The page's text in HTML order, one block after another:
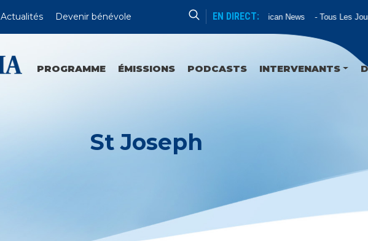
Actualités Devenir bénévole EN DIRECT:Vatican News Tous Les
PROGRAMME ÉMISSIONS PODCASTS INTERVENANTS
St Joseph